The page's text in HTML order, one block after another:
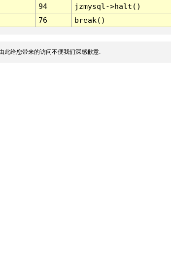
94
jzmysql->halt()
76 break()
此给您带来的访问不便我们深感歉意.